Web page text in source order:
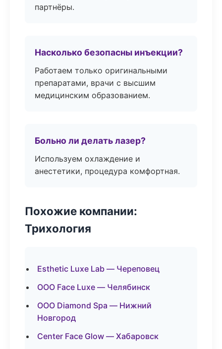
партнёры.
Насколько безопасны инъекции?
Работаем только оригинальными
препаратами, врачи с высшим
медицинским образованием.
Больно ли делать лазер?
Используем охлаждение и
анестетики, процедура комфортная.
Похожие компании:
Трихология
Esthetic Luxe Lab — Череповец
ООО Face Luxe — Челябинск
ООО Diamond Spa — Нижний
Новгород
Center Face Glow — Хабаровск